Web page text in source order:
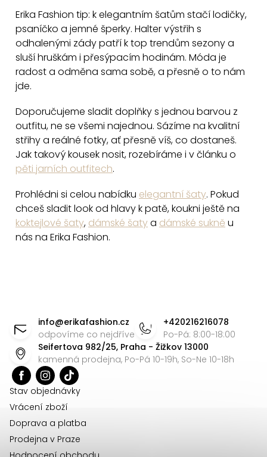
p
r
v
k
ý
p
i
s
á
n
í
Erika Fashion tip: k elegantním šatům stačí lodičky,
psaníčko a jemné šperky. Halter výstřih s
odhalenými zády patří k top trendům sezony a
sluší hruškám i přesýpacím hodinám. Móda je
radost a odměna sama sobě, a přesně o to nám
jde.
Doporučujeme sladit doplňky s jednou barvou z
outfitu, ne se všemi najednou. Sázíme na kvalitní
střihy a reálné fotky, ať přesně víš, co dostaneš.
Jak takový kousek nosit, rozebíráme i v článku o
pěti jarních outfitech.
Prohlédni si celou nabídku elegantní šaty. Pokud
chceš sladit look od hlavy k patě, koukni ještě na
koktejlové šaty, dámské šatya dámské sukně u
nás na Erika Fashion.
info@erikafashion.cz
odpovíme co nejdříve
+420216216078
Po-Pá: 8:00-18:00
Seifertova 982/25, Praha - Žižkov 13000
kamenná prodejna, Po-Pá 10-19h, So-Ne 10-18h
Stav objednávky
Vrácení zboží
Doprava a platba
Prodejna v Praze